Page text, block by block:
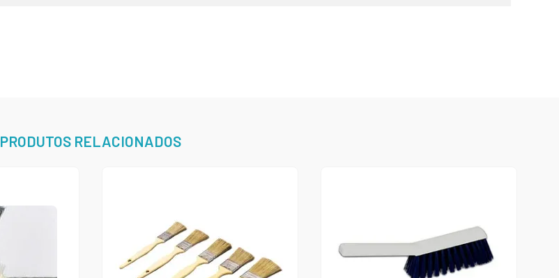
PRODUTOS RELACIONADOS